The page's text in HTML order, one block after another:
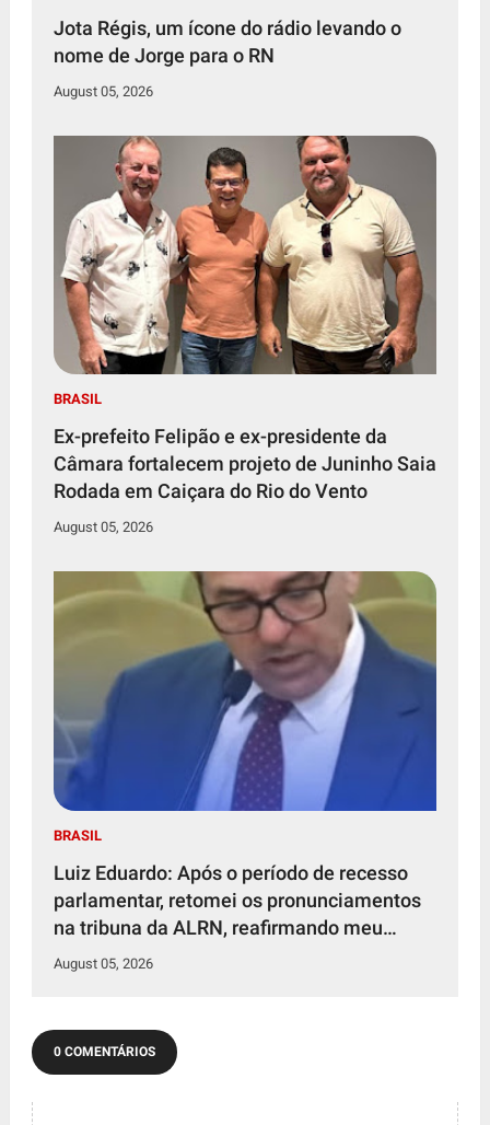
Jota Régis, um ícone do rádio levando o
nome de Jorge para o RN
August 05, 2026
BRASIL
Ex-prefeito Felipão e ex-presidente da
Câmara fortalecem projeto de Juninho Saia
Rodada em Caiçara do Rio do Vento
August 05, 2026
BRASIL
Luiz Eduardo: Após o período de recesso
parlamentar, retomei os pronunciamentos
na tribuna da ALRN, reafirmando meu
compromisso de defender os interesses da
August 05, 2026
0 COMENTÁRIOS